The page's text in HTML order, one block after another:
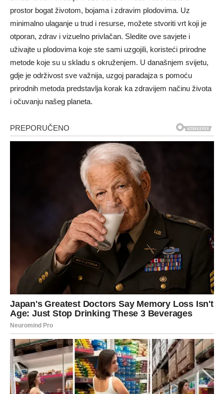
prostor bogat životom, bojama i zdravim plodovima. Uz
minimalno ulaganje u trud i resurse, možete stvoriti vrt koji je
otporan, zdrav i vizuelno privlačan. Sledite ove savjete i
uživajte u plodovima koje ste sami uzgojili, koristeći prirodne
metode koje su u skladu s okruženjem. U današnjem svijetu,
gdje je održivost sve važnija, uzgoj paradajza s pomoću
prirodnih metoda predstavlja korak ka zdravijem načinu života
i očuvanju našeg planeta.